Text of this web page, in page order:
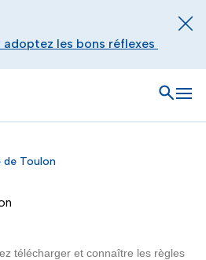
: adoptez les bons réflexes
à l'accueil
Ouvrir
de Toulon
télécharger et connaître les règles